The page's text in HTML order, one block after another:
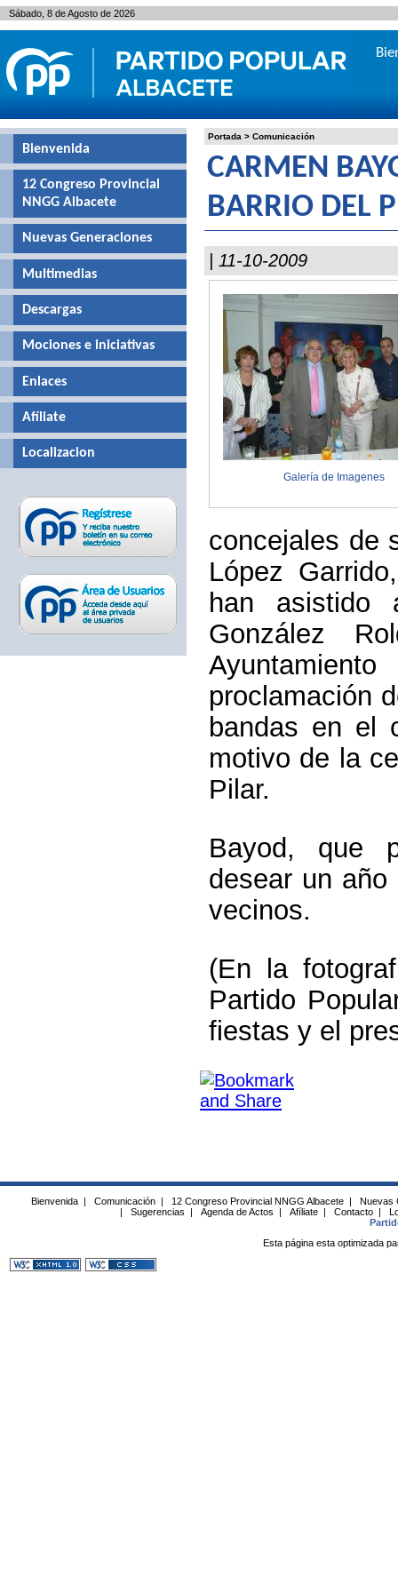
Portada > Comunicación
CARMEN
BARRIO DEL
| 11-10-2009
Galería de Imagenes
concejales de
López
han asistido
González
proclamación
bandas en el
motivo de la
Pilar.
Bayod, que
desear un
vecinos.
(En la
Partido
fiestas y el
Bienvenida
12 Congreso Provincial
NNGG Albacete
Nuevas Generaciones
Multimedias
Descargas
Mociones e iniciativas
Enlaces
Afíliate
Localizacion
Sábado, 8 de Agosto de 2026
Bienvenida | Comunicación | 12 Congreso Provincial NNGG Albacete |
Nuevas
|
Sugerencias | Agenda de Actos | Afíliate | Contacto |
Esta página esta optimizada